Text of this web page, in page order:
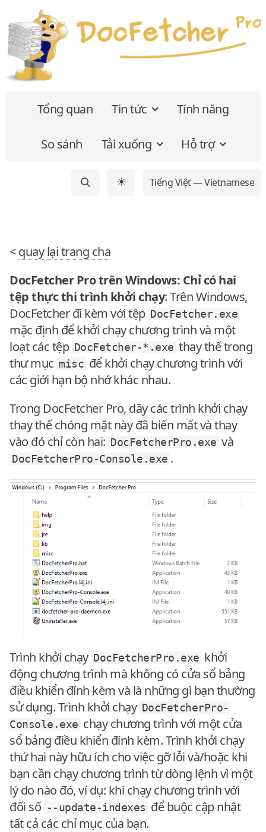
Tổng quan Tin tức Tính năng
So sánh Tải xuống Hỗ trợ
☀ Tiếng Việt — Vietnamese
<quay lại trang cha
DocFetcher Pro trên Windows: Chỉ có hai
tệp thực thi trình khởi chạy: Trên Windows,
DocFetcher đi kèm với tệp DocFetcher.exe
mặc định để khởi chạy chương trình và một
loạt các tệp DocFetcher-*.exe thay thế trong
thư mục misc để khởi chạy chương trình với
các giới hạn bộ nhớ khác nhau.
Trong DocFetcher Pro, dãy các trình khởi chạy
thay thế chóng mặt này đã biến mất và thay
vào đó chỉ còn hai: DocFetcherPro.exe và
DocFetcherPro-Console.exe .
Trình khởi chạy DocFetcherPro.exe khởi
động chương trình mà không có cửa sổ bảng
điều khiển đính kèm và là những gì bạn thường
sử dụng. Trình khởi chạy DocFetcherPro-
Console.exe chạy chương trình với một cửa
sổ bảng điều khiển đính kèm. Trình khởi chạy
thứ hai này hữu ích cho việc gỡ lỗi và/hoặc khi
bạn cần chạy chương trình từ dòng lệnh vì một
lý do nào đó, ví dụ: khi chạy chương trình với
đối số --update-indexes để buộc cập nhật
tất cả các chỉ mục của bạn.